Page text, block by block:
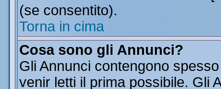
(se consentito).
Torna in cima
Cosa sono gli Annunci?
Gli Annunci contengono
venir letti il prima possibile. Gli